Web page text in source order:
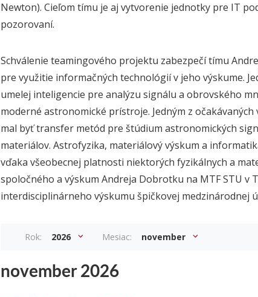
Newton). Cieľom tímu je aj vytvorenie jednotky pre IT
pozorovaní.
Schválenie teamingového projektu zabezpečí tímu
pre využitie informačných technológií v jeho výskume.
umelej inteligencie pre analýzu signálu a obrovského
moderné astronomické prístroje. Jedným z
mal byť transfer metód pre štúdium astronomických
materiálov. Astrofyzika, materiálový výskum a
vďaka všeobecnej platnosti niektorých fyzikálnych a
spoločného a výskum Andreja Dobrotku na MTF STU v
interdisciplinárneho výskumu špičkovej medzinárodnej
Rok: 2026 Mesiac: november
november 2026